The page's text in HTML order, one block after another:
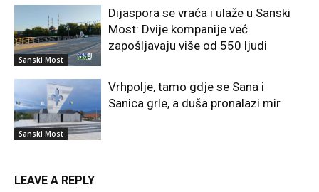
Sanski Most
Dijaspora se vraća i ulaže u Sanski
Most: Dvije kompanije već
zapošljavaju više od 550 ljudi
Sanski Most
Vrhpolje, tamo gdje se Sana i
Sanica grle, a duša pronalazi mir
LEAVE A REPLY